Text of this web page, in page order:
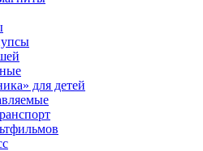
для детей